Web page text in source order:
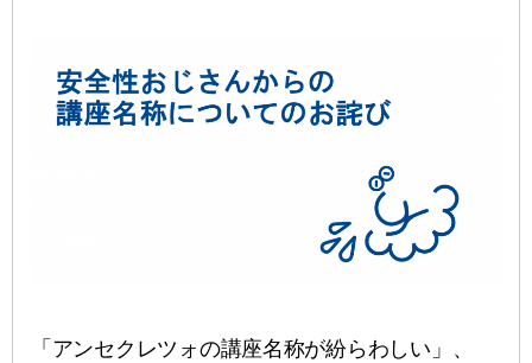
「アンセクレツォの講座名称が紛らわしい」、